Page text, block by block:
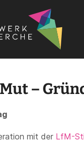
Termine › Konferenzen
–
mit der LfM-